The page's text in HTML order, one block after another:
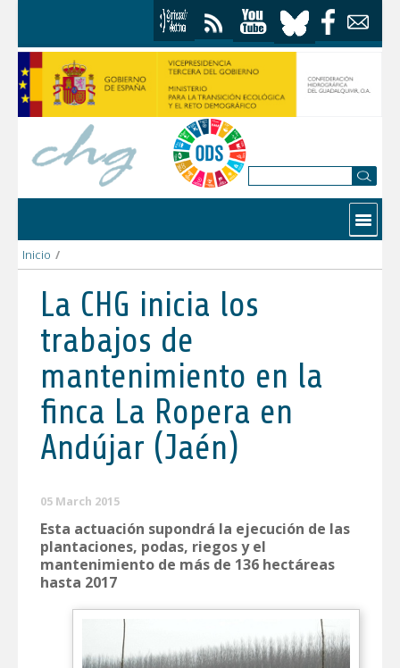
Contactar
Inicio /
La CHG inicia los
trabajos de
mantenimiento en la
finca La Ropera en
Andújar (Jaén)
05 March 2015
Esta actuación supondrá la ejecución de las
plantaciones, podas, riegos y el
mantenimiento de más de 136 hectáreas
hasta 2017